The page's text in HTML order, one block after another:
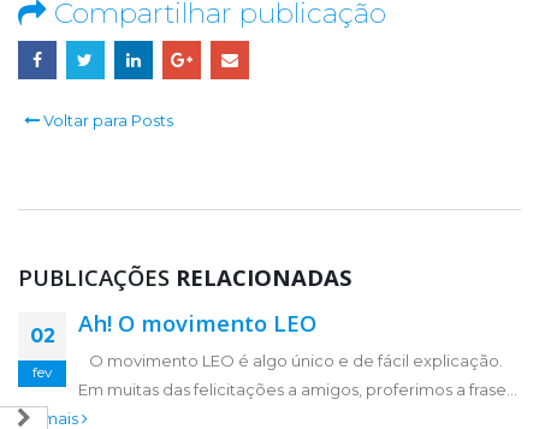
Compartilhar publicação
Voltar para Posts
PUBLICAÇÕES RELACIONADAS
02
fev
Ah! O movimento LEO
O movimento LEO é algo único e de fácil explicação.
Em muitas das felicitações a amigos, proferimos a frase...
ler mais
23
jun
Gratidão
Gratidão nada mais é do que um agradecimento,
agradecimento sincero, de alma, corpo e coração, um
sentimento do tamanho...